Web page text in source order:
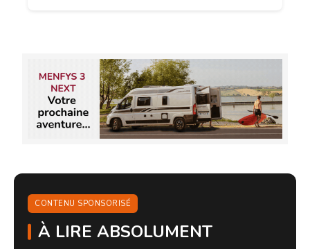
CONTENU SPONSORISÉ
À LIRE ABSOLUMENT